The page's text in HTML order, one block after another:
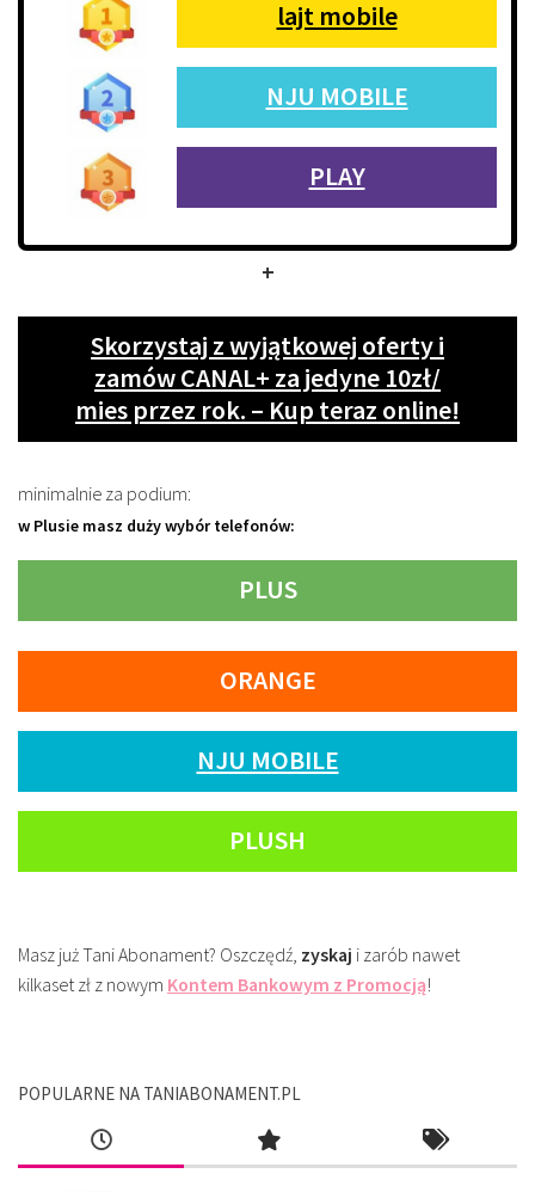
lajt mobile
NJU MOBILE
PLAY
+
Skorzystaj z wyjątkowej oferty i
zamów CANAL+ za jedyne 10zł/
mies przez rok. – Kup teraz online!
minimalnie za podium:
w Plusie masz duży wybór telefonów:
PLUS
ORANGE
NJU MOBILE
PLUSH
Masz już Tani Abonament? Oszczędź, zyskaj i zarób nawet
kilkaset zł z nowym Kontem Bankowym z Promocją!
POPULARNE NA TANIABONAMENT.PL